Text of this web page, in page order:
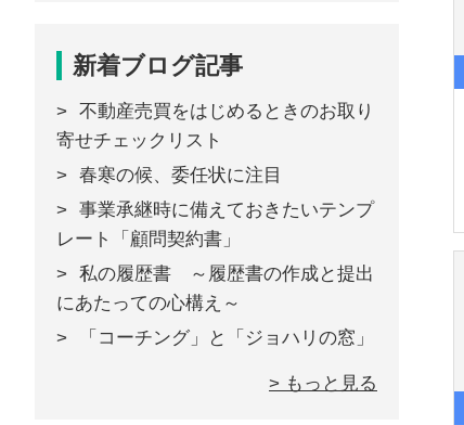
新着ブログ記事
不動産売買をはじめるときのお取り
寄せチェックリスト
春寒の候、委任状に注目
事業承継時に備えておきたいテンプ
レート「顧問契約書」
私の履歴書 ～履歴書の作成と提出
にあたっての心構え～
「コーチング」と「ジョハリの窓」
> もっと見る